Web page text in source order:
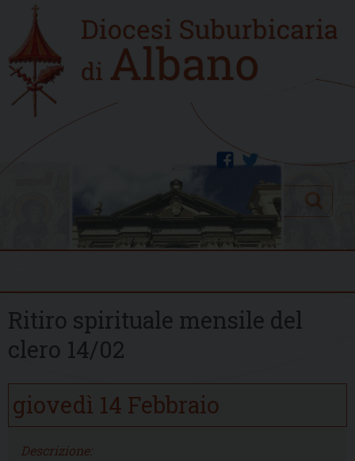
content
Home
new
twitter
facebook
Search
Ritiro spirituale mensile del
clero 14/02
giovedì 14 Febbraio
Descrizione: